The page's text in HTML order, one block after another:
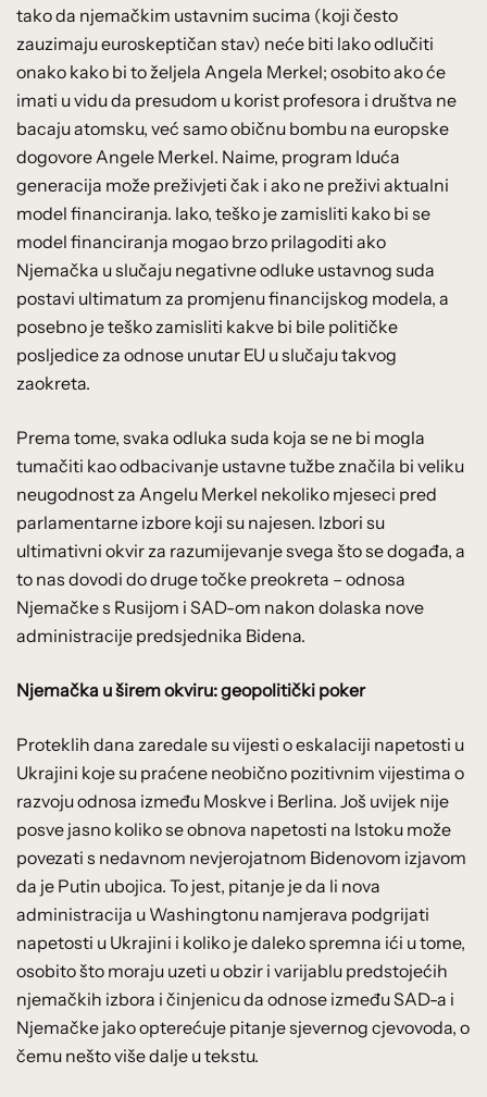
tako da njemačkim ustavnim sucima (koji često
zauzimaju euroskeptičan stav) neće biti lako odlučiti
onako kako bi to željela Angela Merkel; osobito ako će
imati u vidu da presudom u korist profesora i društva ne
bacaju atomsku, već samo običnu bombu na europske
dogovore Angele Merkel. Naime, program Iduća
generacija može preživjeti čak i ako ne preživi aktualni
model financiranja. Iako, teško je zamisliti kako bi se
model financiranja mogao brzo prilagoditi ako
Njemačka u slučaju negativne odluke ustavnog suda
postavi ultimatum za promjenu financijskog modela, a
posebno je teško zamisliti kakve bi bile političke
posljedice za odnose unutar EU u slučaju takvog
zaokreta.
Prema tome, svaka odluka suda koja se ne bi mogla
tumačiti kao odbacivanje ustavne tužbe značila bi veliku
neugodnost za Angelu Merkel nekoliko mjeseci pred
parlamentarne izbore koji su najesen. Izbori su
ultimativni okvir za razumijevanje svega što se događa, a
to nas dovodi do druge točke preokreta – odnosa
Njemačke s Rusijom i SAD-om nakon dolaska nove
administracije predsjednika Bidena.
Njemačka u širem okviru: geopolitički poker
Proteklih dana zaredale su vijesti o eskalaciji napetosti u
Ukrajini koje su praćene neobično pozitivnim vijestima o
razvoju odnosa između Moskve i Berlina. Još uvijek nije
posve jasno koliko se obnova napetosti na Istoku može
povezati s nedavnom nevjerojatnom Bidenovom izjavom
da je Putin ubojica. To jest, pitanje je da li nova
administracija u Washingtonu namjerava podgrijati
napetosti u Ukrajini i koliko je daleko spremna ići u tome,
osobito što moraju uzeti u obzir i varijablu predstojećih
njemačkih izbora i činjenicu da odnose između SAD-a i
Njemačke jako opterećuje pitanje sjevernog cjevovoda, o
čemu nešto više dalje u tekstu.